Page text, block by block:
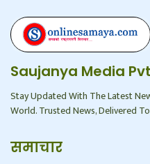
Saujanya Media
Stay Updated With The Latest
World. Trusted News, Delivered
समाचार